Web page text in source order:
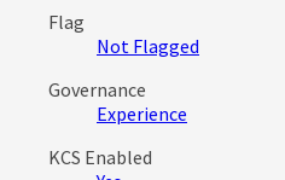
Flag
Not Flagged
Governance
Experience
KCS Enabled